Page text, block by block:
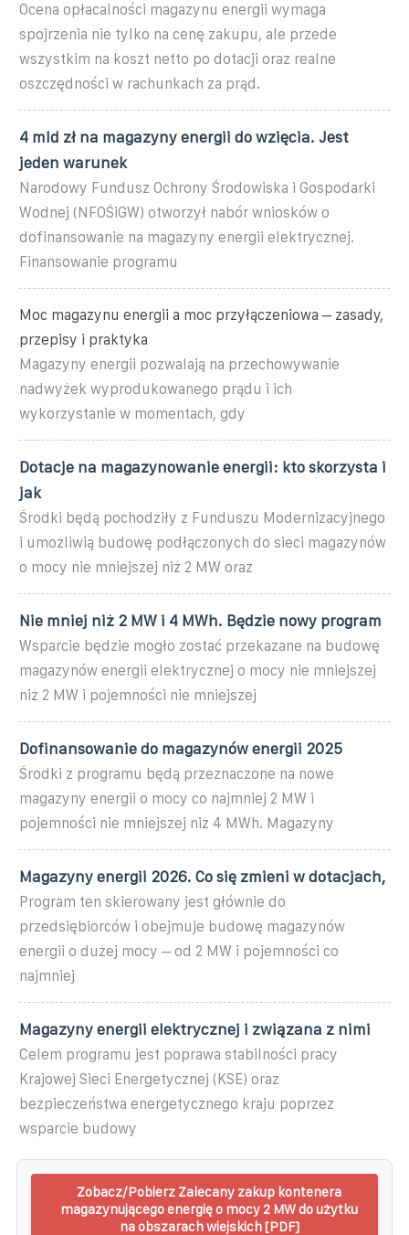
Ocena opłacalności magazynu energii wymaga
spojrzenia nie tylko na cenę zakupu, ale przede
wszystkim na koszt netto po dotacji oraz realne
oszczędności w rachunkach za prąd.
4 mld zł na magazyny energii do wzięcia. Jest
jeden warunek
Narodowy Fundusz Ochrony Środowiska i Gospodarki
Wodnej (NFOŚiGW) otworzył nabór wniosków o
dofinansowanie na magazyny energii elektrycznej.
Finansowanie programu
Moc magazynu energii a moc przyłączeniowa – zasady,
przepisy i praktyka
Magazyny energii pozwalają na przechowywanie
nadwyżek wyprodukowanego prądu i ich
wykorzystanie w momentach, gdy
Dotacje na magazynowanie energii: kto skorzysta i
jak
Środki będą pochodziły z Funduszu Modernizacyjnego
i umożliwią budowę podłączonych do sieci magazynów
o mocy nie mniejszej niż 2 MW oraz
Nie mniej niż 2 MW i 4 MWh. Będzie nowy program
Wsparcie będzie mogło zostać przekazane na budowę
magazynów energii elektrycznej o mocy nie mniejszej
niż 2 MW i pojemności nie mniejszej
Dofinansowanie do magazynów energii 2025
Środki z programu będą przeznaczone na nowe
magazyny energii o mocy co najmniej 2 MW i
pojemności nie mniejszej niż 4 MWh. Magazyny
Magazyny energii 2026. Co się zmieni w dotacjach,
Program ten skierowany jest głównie do
przedsiębiorców i obejmuje budowę magazynów
energii o dużej mocy – od 2 MW i pojemności co
najmniej
Magazyny energii elektrycznej i związana z nimi
Celem programu jest poprawa stabilności pracy
Krajowej Sieci Energetycznej (KSE) oraz
bezpieczeństwa energetycznego kraju poprzez
wsparcie budowy
Zobacz/Pobierz Zalecany zakup kontenera
magazynującego energię o mocy 2 MW do użytku
na obszarach wiejskich [PDF]